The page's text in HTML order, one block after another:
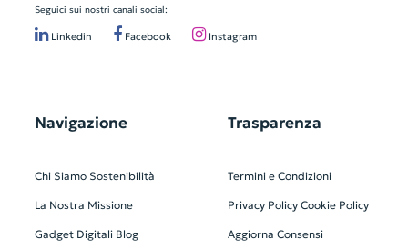
Seguici sui nostri canali social:
Linkedin Facebook Instagram
Navigazione
Chi Siamo Sostenibilità
La Nostra Missione
Gadget Digitali Blog
Trasparenza
Termini e Condizioni
Privacy Policy Cookie Policy
Aggiorna Consensi